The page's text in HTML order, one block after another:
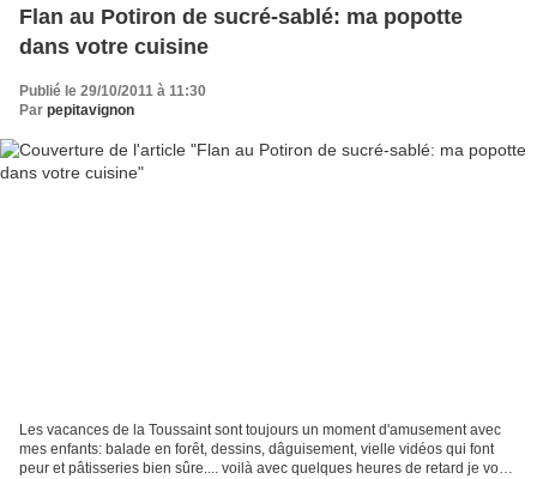
Flan au Potiron de sucré-sablé: ma popotte
dans votre cuisine
Publié le 29/10/2011 à 11:30
Par pepitavignon
Les vacances de la Toussaint sont toujours un moment d'amusement avec
mes enfants: balade en forêt, dessins, dâguisement, vielle vidéos qui font
peur et pâtisseries bien sûre.... voilà avec quelques heures de retard je vous